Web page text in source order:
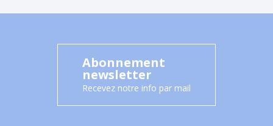
Abonnement
newsletter
Recevez notre info par mail